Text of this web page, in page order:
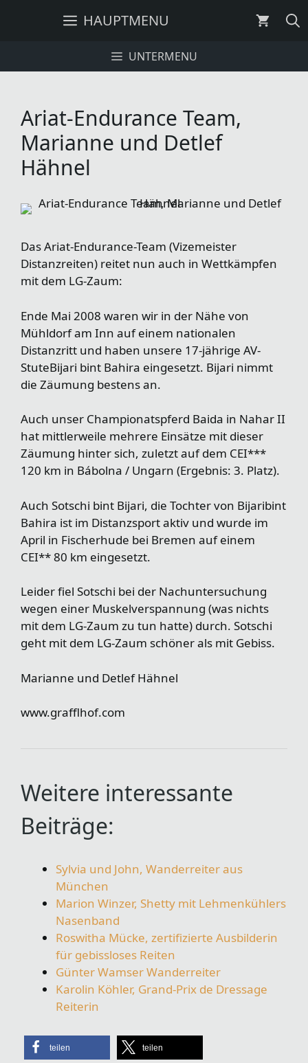
HAUPTMENU
UNTERMENU
Ariat-Endurance Team,
Marianne und Detlef
Hähnel
Das Ariat-Endurance-Team (Vizemeister
Distanzreiten) reitet nun auch in Wettkämpfen
mit dem LG-Zaum:
Ende Mai 2008 waren wir in der Nähe von
Mühldorf am Inn auf einem nationalen
Distanzritt und haben unsere 17-jährige AV-
StuteBijari bint Bahira eingesetzt. Bijari nimmt
die Zäumung bestens an.
Auch unser Championatspferd Baida in Nahar II
hat mittlerweile mehrere Einsätze mit dieser
Zäumung hinter sich, zuletzt auf dem CEI***
120 km in Bábolna / Ungarn (Ergebnis: 3. Platz).
Auch Sotschi bint Bijari, die Tochter von Bijaribint
Bahira ist im Distanzsport aktiv und wurde im
April in Fischerhude bei Bremen auf einem
CEI** 80 km eingesetzt.
Leider fiel Sotschi bei der Nachuntersuchung
wegen einer Muskelverspannung (was nichts
mit dem LG-Zaum zu tun hatte) durch. Sotschi
geht mit dem LG-Zaum schöner als mit Gebiss.
Marianne und Detlef Hähnel
www.grafflhof.com
Weitere interessante
Beiträge:
Sylvia und John, Wanderreiter aus
München
Marion Winzer, Shetty mit Lehmenkühlers
Nasenband
Roswitha Mücke, zertifizierte Ausbilderin
für gebissloses Reiten
Günter Wamser Wanderreiter
Karolin Köhler, Grand-Prix de Dressage
Reiterin
teilen teilen